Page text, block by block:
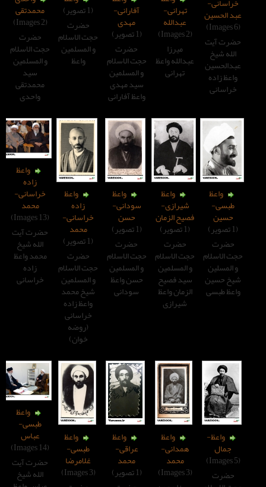
محمدتقی
(2 Images)
حضرت
حجت الاسلام
و المسلمین
سید
محمدتقی
واحدی
(1 تصویر)
حضرت
حجت الاسلام
و المسلمین
واعظ
آفارانی-
مهدی
(1 تصویر)
حضرت
حجت الاسلام
و المسلمین
سید مهدی
واعظ آفارانی
واعظ
واعظ
زاده
خراسانی-
محمد
(13 Images)
حضرت آیت
الله شیخ
محمد واعظ
زاده
خراسانی
زاده
خراسانی-
محمد
(1 تصویر)
حضرت
حجت الاسلام
و المسلمین
شیخ محمد
واعظ زاده
سودانی-
حسن
(1 تصویر)
حضرت
حجت الاسلام
و المسلمین
حسن واعظ
سودانی
الاسلام
فصیح
واعظ
واعظ
طبسی-
عباس
(14 Images)
حضرت آیت
الله شیخ
طبسی-
غلامرضا
(3 Images)
عراقی-
محمد
(1 تصویر)